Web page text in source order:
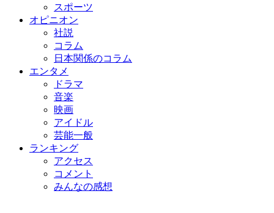
スポーツ
オピニオン
社説
コラム
日本関係のコラム
エンタメ
ドラマ
音楽
映画
アイドル
芸能一般
ランキング
アクセス
コメント
みんなの感想